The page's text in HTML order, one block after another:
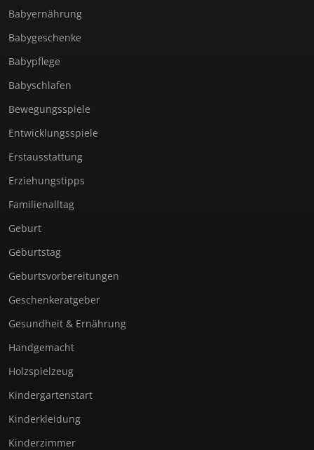
Babyernährung
Babygeschenke
Babypflege
Babyschlafen
Bewegungsspiele
Entwicklungsspiele
Erstausstattung
Erziehungstipps
Familienalltag
Geburt
Geburtstag
Geburtsvorbereitungen
Geschenkeratgeber
Gesundheit & Ernährung
Handgemacht
Holzspielzeug
Kindergartenstart
Kinderkleidung
Kinderzimmer